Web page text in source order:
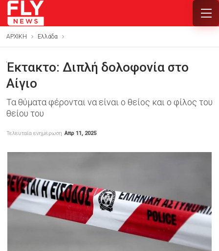
ΑΡΧΙΚΗ Ελλάδα
Έκτακτο: Διπλή δολοφονία στο
Αίγιο
Τα θύματα φέρονται να είναι ο θείος και ο φίλος του
θείου του
Τελευταία ενημέρωση Απρ 11, 2025